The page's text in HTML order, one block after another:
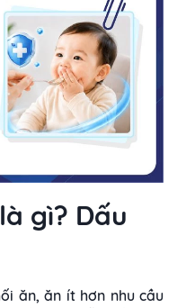
gì? Dấu
ăn, ăn ít hơn nhu cầu